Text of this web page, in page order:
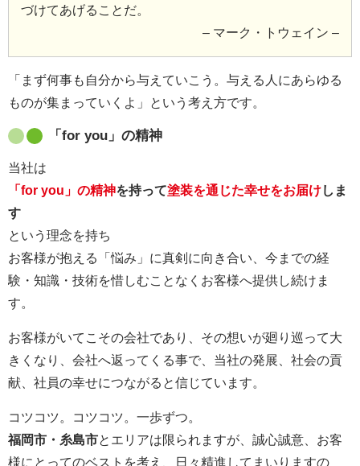
づけてあげることだ。
– マーク・トウェイン –
「まず何事も自分から与えていこう。与える人にあらゆる
ものが集まっていくよ」という考え方です。
「for you」の精神
当社は
「for you」の精神を持って塗装を通じた幸せをお届けしま
す
という理念を持ち
お客様が抱える「悩み」に真剣に向き合い、今までの経
験・知識・技術を惜しむことなくお客様へ提供し続けま
す。
お客様がいてこその会社であり、その想いが廻り巡って大
きくなり、会社へ返ってくる事で、当社の発展、社会の貢
献、社員の幸せにつながると信じています。
コツコツ。コツコツ。一歩ずつ。
福岡市・糸島市とエリアは限られますが、誠心誠意、お客
様にとってのベストを考え、日々精進してまいりますの